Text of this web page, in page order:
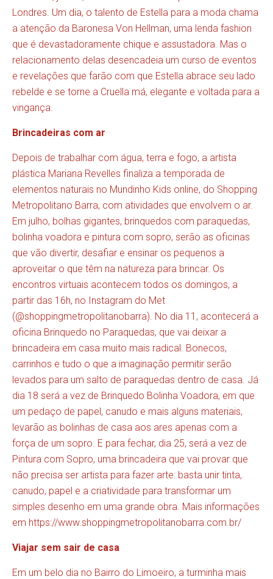
Londres. Um dia, o talento de Estella para a moda chama
a atenção da Baronesa Von Hellman, uma lenda fashion
que é devastadoramente chique e assustadora. Mas o
relacionamento delas desencadeia um curso de eventos
e revelações que farão com que Estella abrace seu lado
rebelde e se torne a Cruella má, elegante e voltada para a
vingança.
Brincadeiras com ar
Depois de trabalhar com água, terra e fogo, a artista
plástica Mariana Revelles finaliza a temporada de
elementos naturais no Mundinho Kids online, do Shopping
Metropolitano Barra, com atividades que envolvem o ar.
Em julho, bolhas gigantes, brinquedos com paraquedas,
bolinha voadora e pintura com sopro, serão as oficinas
que vão divertir, desafiar e ensinar os pequenos a
aproveitar o que têm na natureza para brincar. Os
encontros virtuais acontecem todos os domingos, a
partir das 16h, no Instagram do Met
(@shoppingmetropolitanobarra). No dia 11, acontecerá a
oficina Brinquedo no Paraquedas, que vai deixar a
brincadeira em casa muito mais radical. Bonecos,
carrinhos e tudo o que a imaginação permitir serão
levados para um salto de paraquedas dentro de casa. Já
dia 18 será a vez de Brinquedo Bolinha Voadora, em que
um pedaço de papel, canudo e mais alguns materiais,
levarão as bolinhas de casa aos ares apenas com a
força de um sopro. E para fechar, dia 25, será a vez de
Pintura com Sopro, uma brincadeira que vai provar que
não precisa ser artista para fazer arte: basta unir tinta,
canudo, papel e a criatividade para transformar um
simples desenho em uma grande obra. Mais informações
em https://www.shoppingmetropolitanobarra.com.br/
Viajar sem sair de casa
Em um belo dia no Bairro do Limoeiro, a turminha mais